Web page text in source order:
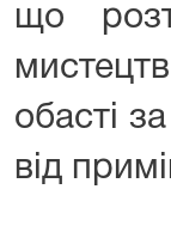
що
обасті
від